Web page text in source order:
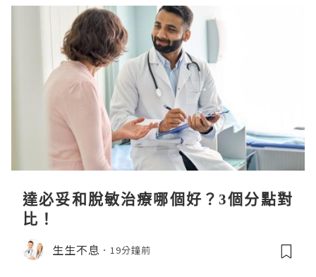
達必妥和脫敏治療哪個好？3個分點對
比！
生生不息 19分鐘前